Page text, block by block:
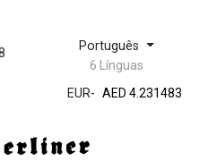
Português
6 Línguas
EUR-
ZWL 371.010688
AED 4.231483
AED 4.231483